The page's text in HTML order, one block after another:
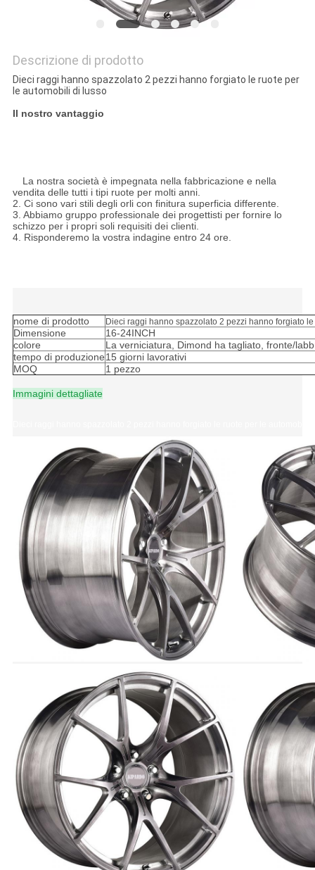
Descrizione di prodotto
Dieci raggi hanno spazzolato 2 pezzi hanno forgiato le ruote per
le automobili di lusso
Il nostro vantaggio
La nostra società è impegnata nella fabbricazione e nella
vendita delle tutti i tipi ruote per molti anni.
2. Ci sono vari stili degli orli con finitura superficia differente.
3. Abbiamo gruppo professionale dei progettisti per fornire lo
schizzo per i propri soli requisiti dei clienti.
4. Risponderemo la vostra indagine entro 24 ore.
nome di prodotto Dieci raggi hanno spazzolato 2 pezzi hanno forgiato
Dimensione
16-24INCH
colore
La verniciatura, Dimond ha tagliato, fronte/
tempo di produzione15 giorni lavorativi
MOQ
1 pezzo
Immagini dettagliate